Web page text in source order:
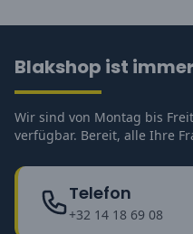
Blakshop ist
Wir sind von Montag bis
verfügbar. Bereit, alle Ihre
Telefon
+32 14 18 69 08